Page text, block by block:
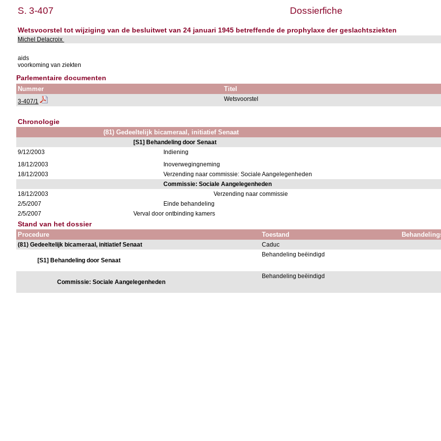
S. 3-407 Dossierfiche
Wetsvoorstel tot wijziging van de besluitwet van 24 januari 1945 betreffende de prophylaxe der geslachtsziekten
Michel Delacroix
aids
voorkoming van ziekten
Parlementaire documenten
Nummer Titel
3-407/1 Wetsvoorstel
Chronologie
(81) Gedeeltelijk bicameraal, initiatief Senaat
[S1] Behandeling door Senaat
9/12/2003
Indiening
18/12/2003
Inoverwegingneming
18/12/2003
Verzending naar commissie: Sociale Aangelegenheden
Commissie: Sociale Aangelegenheden
18/12/2003
Verzending naar commissie
2/5/2007
Einde behandeling
2/5/2007
Verval door ontbinding kamers
Stand van het dossier
Procedure Toestand
(81) Gedeeltelijk bicameraal, initiatief Senaat Caduc
[S1] Behandeling door Senaat
Behandeling beëindigd
Commissie: Sociale Aangelegenheden
Behandeling beëindigd